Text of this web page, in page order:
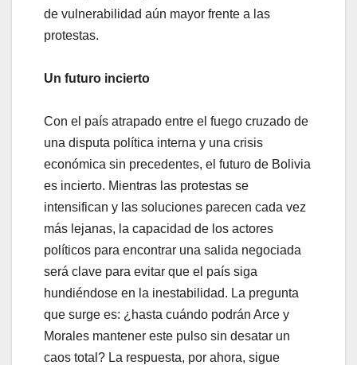
de vulnerabilidad aún mayor frente a las
protestas.
Un futuro incierto
Con el país atrapado entre el fuego cruzado de
una disputa política interna y una crisis
económica sin precedentes, el futuro de Bolivia
es incierto. Mientras las protestas se
intensifican y las soluciones parecen cada vez
más lejanas, la capacidad de los actores
políticos para encontrar una salida negociada
será clave para evitar que el país siga
hundiéndose en la inestabilidad. La pregunta
que surge es: ¿hasta cuándo podrán Arce y
Morales mantener este pulso sin desatar un
caos total? La respuesta, por ahora, sigue